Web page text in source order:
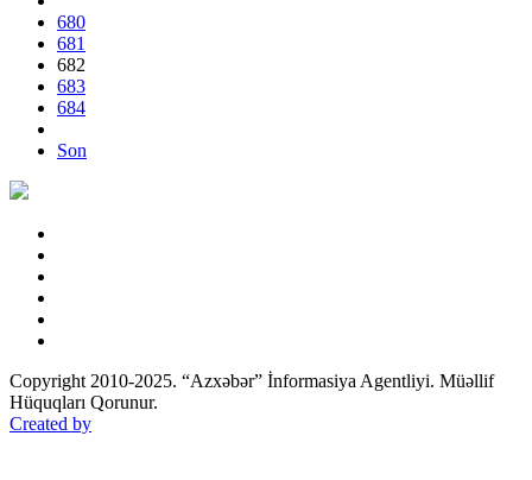
680
681
682
683
684
Son
Copyright 2010-2025. “Azxəbər” İnformasiya Agentliyi. Müəllif
Hüquqları Qorunur.
Created by